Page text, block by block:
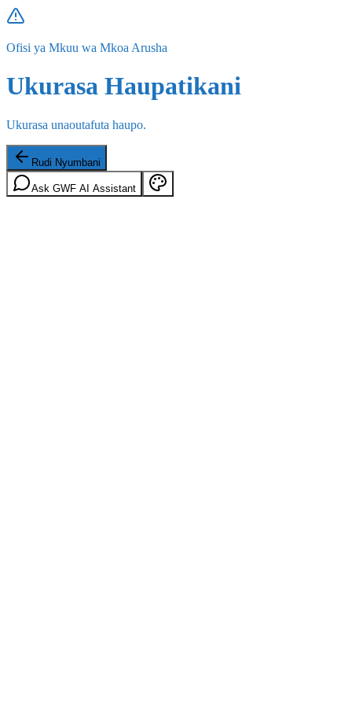
Ofisi ya Mkuu wa Mkoa Arusha
Ukurasa Haupatikani
Ukurasa unaoutafuta haupo.
Rudi Nyumbani
Ask GWF AI Assistant